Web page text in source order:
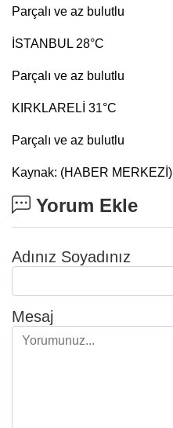
Parçalı ve az bulutlu
İSTANBUL 28°C
Parçalı ve az bulutlu
KIRKLARELİ 31°C
Parçalı ve az bulutlu
Kaynak: (HABER MERKEZİ)
Yorum Ekle
Adınız Soyadınız
Mesaj